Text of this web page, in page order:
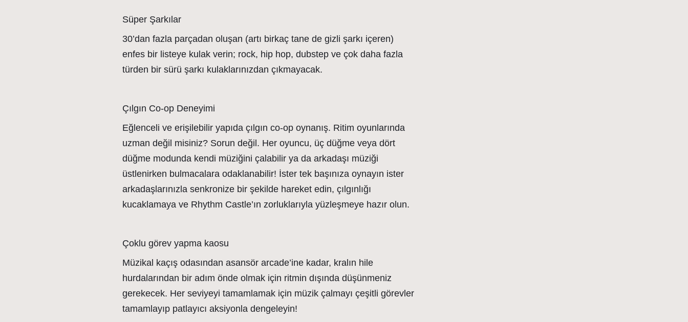
Süper Şarkılar
30’dan fazla parçadan oluşan (artı birkaç tane de gizli şarkı içeren)
enfes bir listeye kulak verin; rock, hip hop, dubstep ve çok daha fazla
türden bir sürü şarkı kulaklarınızdan çıkmayacak.
Çılgın Co-op Deneyimi
Eğlenceli ve erişilebilir yapıda çılgın co-op oynanış. Ritim oyunlarında
uzman değil misiniz? Sorun değil. Her oyuncu, üç düğme veya dört
düğme modunda kendi müziğini çalabilir ya da arkadaşı müziği
üstlenirken bulmacalara odaklanabilir! İster tek başınıza oynayın ister
arkadaşlarınızla senkronize bir şekilde hareket edin, çılgınlığı
kucaklamaya ve Rhythm Castle’ın zorluklarıyla yüzleşmeye hazır olun.
Çoklu görev yapma kaosu
Müzikal kaçış odasından asansör arcade’ine kadar, kralın hile
hurdalarından bir adım önde olmak için ritmin dışında düşünmeniz
gerekecek. Her seviyeyi tamamlamak için müzik çalmayı çeşitli görevler
tamamlayıp patlayıcı aksiyonla dengeleyin!